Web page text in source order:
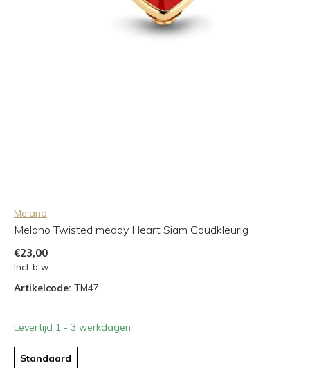
Melano
Melano Twisted meddy Heart Siam Goudkleurig
€23,00
Incl. btw
Artikelcode: TM47
Levertijd 1 - 3 werkdagen
Standaard